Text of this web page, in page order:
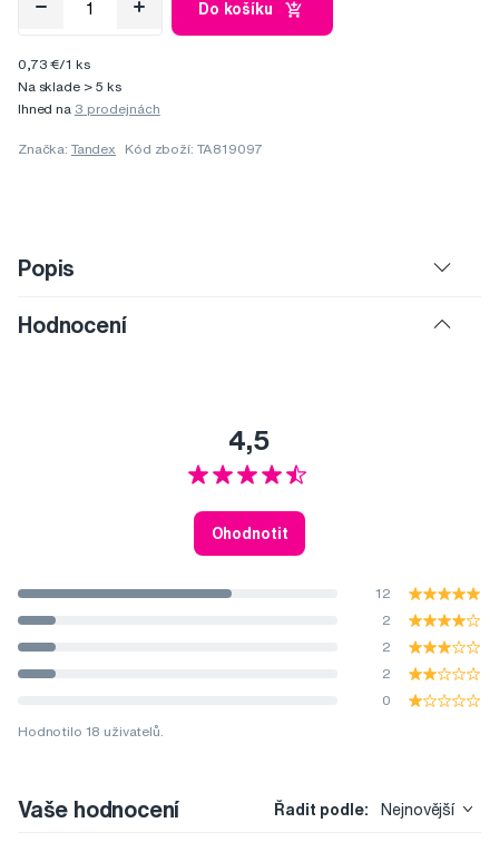
Do košíku
0,73 €/1 ks
Na sklade > 5 ks
Ihned na 3 prodejnách
Značka: Tandex Kód zboží: TA819097
Popis
Hodnocení
4,5
Ohodnotit
12
2
2
2
0
Hodnotilo 18 uživatelů.
Vaše hodnocení Řadit podle: Nejnovější